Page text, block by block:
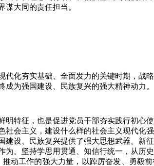
大同的责任担当。
化夯实基础、全面发力的关键时期，战
为强国建设、民族复兴的强大精神动力。
特征，也是促进党员干部夯实践行初心
会主义，建设什么样的社会主义现代化
设、民族复兴提供了强大思想武器。新
。坚持学思用贯通、知信行统一，从历
动工作的强大力量，以踔厉奋发、勇毅